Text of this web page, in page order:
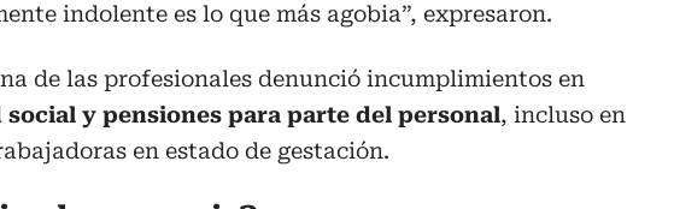
indolente es lo que más agobia”, expresaron.
de las profesionales denunció incumplimientos en
social y pensiones para parte del personal, incluso en
en estado de gestación.